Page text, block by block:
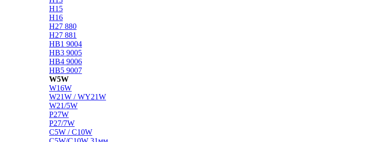
H15
H16
H27 880
H27 881
HB1 9004
HB3 9005
HB4 9006
HB5 9007
W5W
W16W
W21W / WY21W
W21/5W
P27W
P27/7W
C5W / C10W